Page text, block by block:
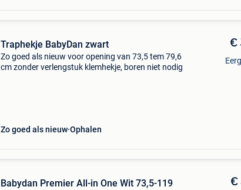
Traphekje BabyDan zwart
Zo goed als nieuw voor opening van 73,5 tem 79,6
cm zonder verlengstuk klemhekje, boren niet nodig
Zo goed als nieuw Ophalen
€
Babydan Premier All-in One Wit 73,5-119
€